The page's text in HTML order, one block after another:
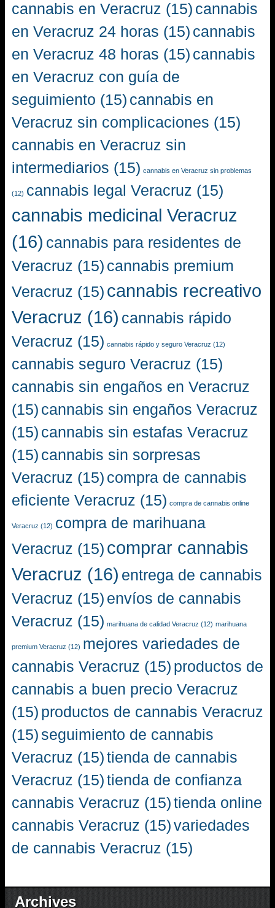
cannabis en Veracruz (15) cannabis
en Veracruz 24 horas (15) cannabis
en Veracruz 48 horas (15) cannabis
en Veracruz con guía de
seguimiento (15) cannabis en
Veracruz sin complicaciones (15)
cannabis en Veracruz sin
intermediarios (15) cannabis en Veracruz sin problemas
(12) cannabis legal Veracruz (15)
cannabis medicinal Veracruz
(16) cannabis para residentes de
Veracruz (15) cannabis premium
Veracruz (15) cannabis recreativo
Veracruz (16) cannabis rápido
Veracruz (15) cannabis rápido y seguro Veracruz (12)
cannabis seguro Veracruz (15)
cannabis sin engaños en Veracruz
(15) cannabis sin engaños Veracruz
(15) cannabis sin estafas Veracruz
(15) cannabis sin sorpresas
Veracruz (15) compra de cannabis
eficiente Veracruz (15) compra de cannabis online
Veracruz (12) compra de marihuana
Veracruz (15) comprar cannabis
Veracruz (16) entrega de cannabis
Veracruz (15) envíos de cannabis
Veracruz (15) marihuana de calidad Veracruz (12) marihuana
premium Veracruz (12) mejores variedades de
cannabis Veracruz (15) productos de
cannabis a buen precio Veracruz
(15) productos de cannabis Veracruz
(15) seguimiento de cannabis
Veracruz (15)tienda de cannabis
Veracruz (15)tienda de confianza
cannabis Veracruz (15)tienda online
cannabis Veracruz (15)variedades
de cannabis Veracruz (15)
Archives